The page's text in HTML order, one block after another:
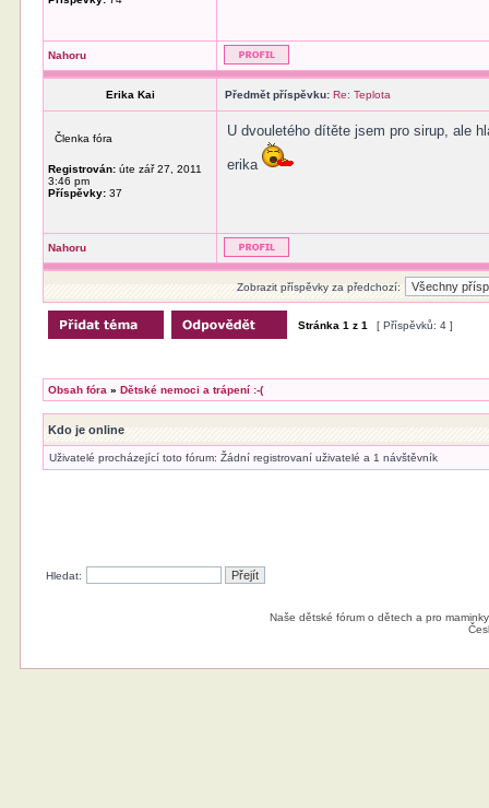
Nahoru
Erika Kai Předmět příspěvku: Re: Teplota
Členka fóra
Registrován: úte zář 27, 2011
3:46 pm
Příspěvky: 37
U dvouletého dítěte jsem pro sirup, ale
erika
Nahoru
Zobrazit příspěvky za předchozí:
Stránka1 z1 [ Příspěvků: 4 ]
Obsah fóra »Dětské nemoci a trápení :-(
Kdo je online
Uživatelé procházející toto fórum: Žádní registrovaní uživatelé a 1 návštěvník
Hledat:
Naše dětské fórum o dětech a pro